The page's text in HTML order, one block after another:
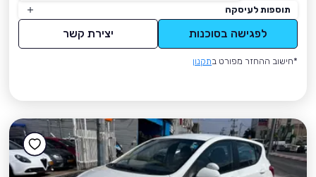
תוספות לעיסקה
לפגישה בסוכנות יצירת קשר
*חישוב ההחזר מפורט בתקנון